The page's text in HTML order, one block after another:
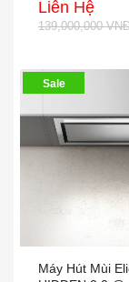
Liên Hệ
139,000,000
Sale
Máy Hút Mùi